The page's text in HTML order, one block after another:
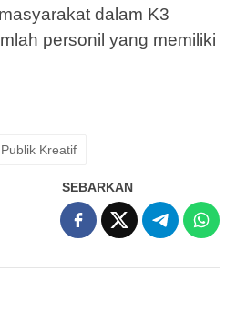
dalam K3
personil yang memiliki
Kreatif
SEBARKAN